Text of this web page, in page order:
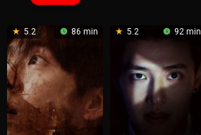
5.2 86 min 5.2 92 min